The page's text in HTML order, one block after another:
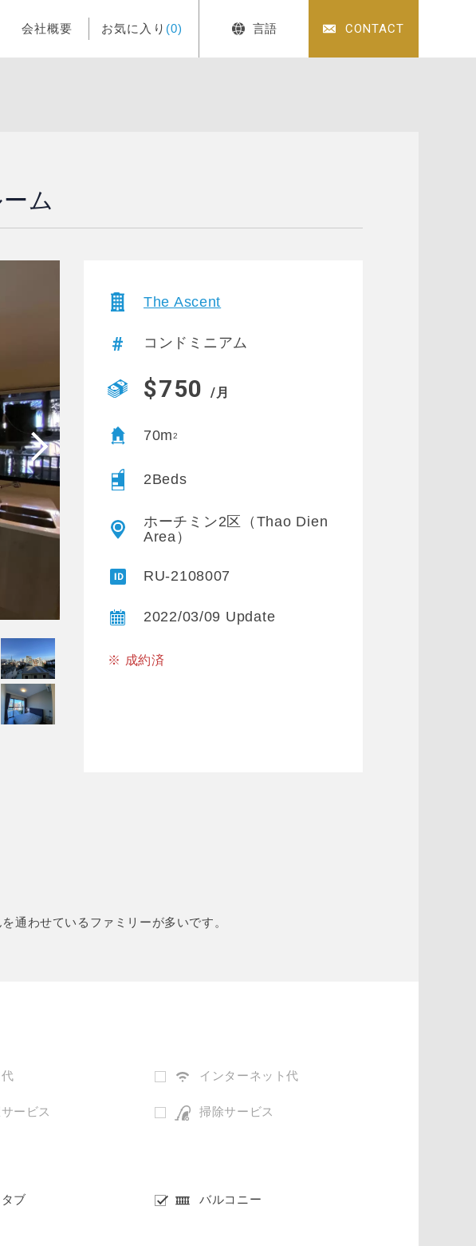
会社概要 お気に入り (0) 言語 CONTACT
ム
The Ascent
コンドミニアム
$750 /月
70m2
2Beds
ホーチミン2区（Thao Dien
Area）
RU-2108007
2022/03/09 Update
※ 成約済
通わせているファミリーが多いです。
インターネット代
ービス 掃除サービス
ブ バルコニー